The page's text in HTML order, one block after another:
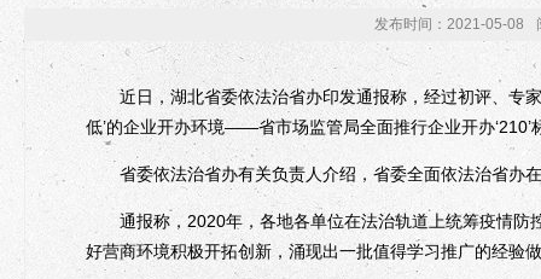
发布时间：2021-05-08
近日，湖北省委依法治省办印发通报称，经过初评、专家
低’的企业开办环境——省市场监管局全面推行企业开办
省委依法治省办有关负责人介绍，省委全面依法治省办在
通报称，2020年，各地各单位在法治轨道上统筹疫情防
好营商环境积极开拓创新，涌现出一批值得学习推广的经验